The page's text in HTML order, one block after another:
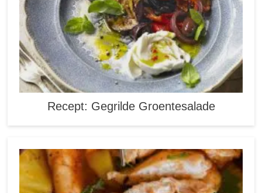
Recept: Gegrilde Groentesalade